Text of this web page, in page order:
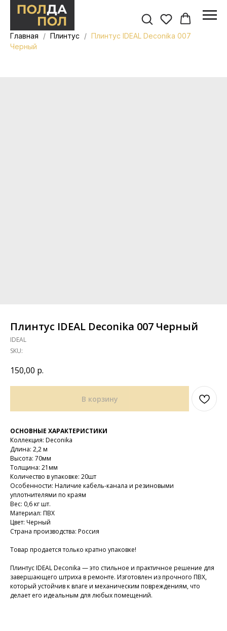
Главная Плинтус
Плинтус IDEAL Deconika 007
Черный
Плинтус IDEAL Deconika 007 Черный
IDEAL
SKU:
150,00 р.
В корзину
ОСНОВНЫЕ ХАРАКТЕРИСТИКИ
Коллекция: Deconika
Длина: 2,2 м
Высота: 70мм
Толщина: 21мм
Количество в упаковке: 20шт
Особенности: Наличие кабель-канала и резиновыми
уплотнителями по краям
Вес: 0,6 кг шт.
Материал: ПВХ
Цвет: Черный
Страна производства: Россия
Товар продается только кратно упаковке!
Плинтус IDEAL Deconika — это стильное и практичное решение для
завершающего штриха в ремонте. Изготовлен из прочного ПВХ,
который устойчив к влаге и механическим повреждениям, что
делает его идеальным для любых помещений.